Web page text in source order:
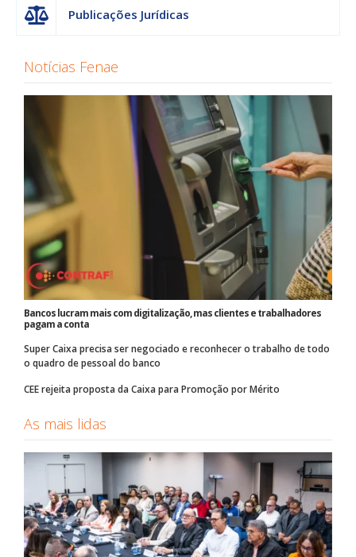
Publicações Jurídicas
Notícias Fenae
Bancos lucram mais com digitalização, mas clientes e trabalhadores
pagam a conta
Super Caixa precisa ser negociado e reconhecer o trabalho de todo
o quadro de pessoal do banco
CEE rejeita proposta da Caixa para Promoção por Mérito
As mais lidas